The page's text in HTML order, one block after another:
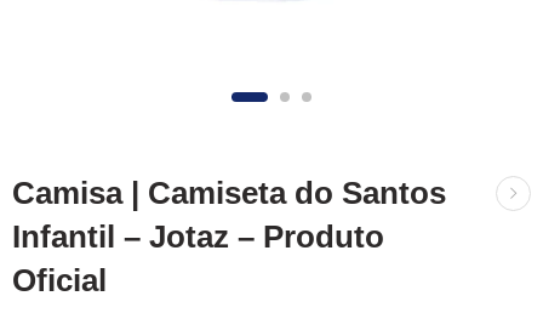
Camisa | Camiseta do Santos
Infantil – Jotaz – Produto
Oficial